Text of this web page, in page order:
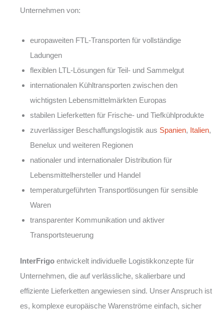
Unternehmen von:
europaweiten FTL-Transporten für vollständige
Ladungen
flexiblen LTL-Lösungen für Teil- und Sammelgut
internationalen Kühltransporten zwischen den
wichtigsten Lebensmittelmärkten Europas
stabilen Lieferketten für Frische- und Tiefkühlprodukte
zuverlässiger Beschaffungslogistik aus Spanien, Italien,
Benelux und weiteren Regionen
nationaler und internationaler Distribution für
Lebensmittelhersteller und Handel
temperaturgeführten Transportlösungen für sensible
Waren
transparenter Kommunikation und aktiver
Transportsteuerung
InterFrigo entwickelt individuelle Logistikkonzepte für
Unternehmen, die auf verlässliche, skalierbare und
effiziente Lieferketten angewiesen sind. Unser Anspruch ist
es, komplexe europäische Warenströme einfach, sicher